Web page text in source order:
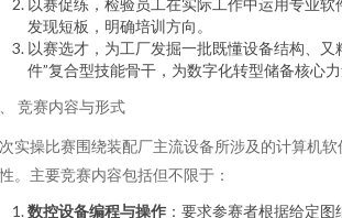
以赛促练，检验员工在实际工作中运用专业
发现短板，明确培训方向。
以赛选才，为工厂发掘一批既懂设备结构、又
件”复合型技能骨干，为数字化转型储备核心力
竞赛内容与形式
实操比赛围绕装配厂主流设备所涉及的计算机
。主要竞赛内容包括但不限于：
数控设备编程与操作 ：要求参赛者根据给定